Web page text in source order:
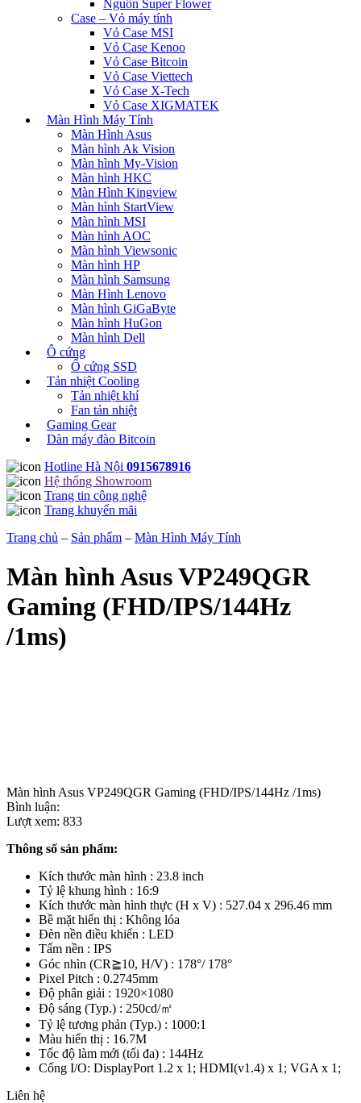
Nguồn Super Flower
Case – Vỏ máy tính
Vỏ Case MSI
Vỏ Case Kenoo
Vỏ Case Bitcoin
Vỏ Case Viettech
Vỏ Case X-Tech
Vỏ Case XIGMATEK
Màn Hình Máy Tính
Màn Hình Asus
Màn hình Ak Vision
Màn hình My-Vision
Màn hình HKC
Màn Hình Kingview
Màn hình StartView
Màn hình MSI
Màn hình AOC
Màn hình Viewsonic
Màn hình HP
Màn hình Samsung
Màn Hình Lenovo
Màn hình GiGaByte
Màn hình HuGon
Màn hình Dell
Ô cứng
Ổ cứng SSD
Tản nhiệt Cooling
Tản nhiệt khí
Fan tản nhiệt
Gaming Gear
Dàn máy đào Bitcoin
Hotline Hà Nội 0915678916
Hệ thống Showroom
Trang tin công nghệ
Trang khuyến mãi
Trang chủ – Sản phẩm – Màn Hình Máy Tính
Màn hình Asus VP249QGR
Gaming (FHD/IPS/144Hz
/1ms)
Màn hình Asus VP249QGR Gaming (FHD/IPS/144Hz /1ms)
Bình luận:
Lượt xem: 833
Thông số sản phẩm:
Kích thước màn hình : 23.8 inch
Tỷ lệ khung hình : 16:9
Kích thước màn hình thực (H x V) : 527.04 x 296.46 mm
Bề mặt hiển thị : Không lóa
Đèn nền điều khiển : LED
Tấm nền : IPS
Góc nhìn (CR≧10, H/V) : 178°/ 178°
Pixel Pitch : 0.2745mm
Độ phân giải : 1920×1080
Độ sáng (Typ.) : 250cd/㎡
Tỷ lệ tương phản (Typ.) : 1000:1
Màu hiển thị : 16.7M
Tốc độ làm mới (tối đa) : 144Hz
Cổng I/O: DisplayPort 1.2 x 1; HDMI(v1.4) x 1; VGA x 1;
Liên hệ